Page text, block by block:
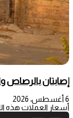
إصابتان بالرصاص
6 أغسطس، 2026
أسعار العملات هذه